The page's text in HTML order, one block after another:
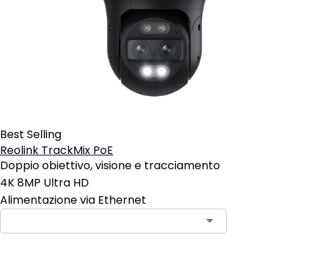
Best Selling
Reolink TrackMix PoE
Doppio obiettivo, visione e tracciamento
4K 8MP Ultra HD
Alimentazione via Ethernet